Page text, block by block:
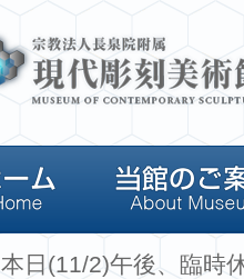
本日(11/2)午後、臨時